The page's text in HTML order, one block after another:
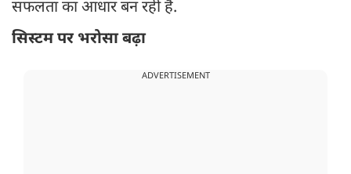
सफलता का आधार बन रही है.
सिस्टम पर भरोसा बढ़ा
ADVERTISEMENT